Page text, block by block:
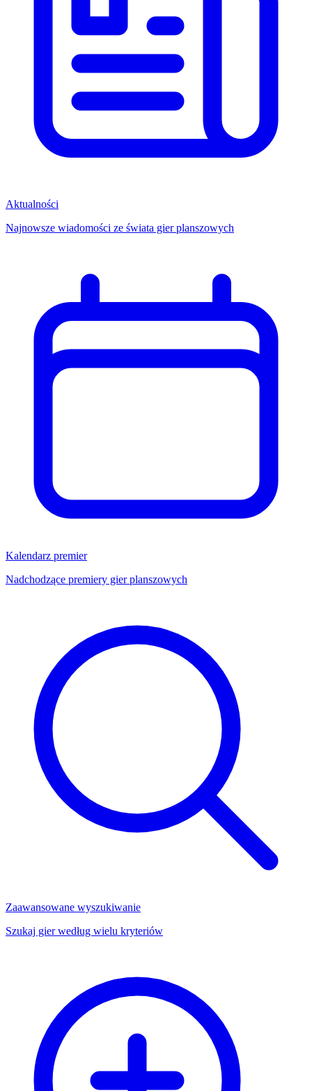
Aktualności
Najnowsze wiadomości ze świata gier planszowych
Kalendarz premier
Nadchodzące premiery gier planszowych
Zaawansowane wyszukiwanie
Szukaj gier według wielu kryteriów